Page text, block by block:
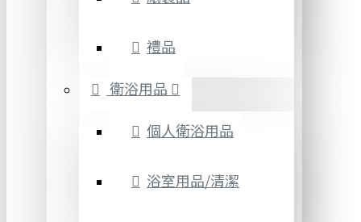
禮品
衛浴用品
個人衛浴用品
浴室用品/清潔